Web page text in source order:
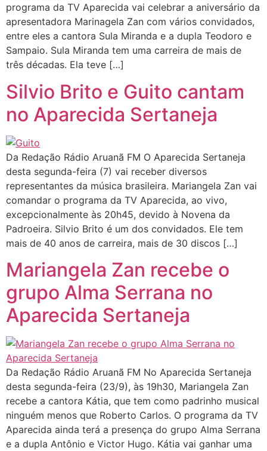
programa da TV Aparecida vai celebrar a aniversário da
apresentadora Marinagela Zan com vários convidados,
entre eles a cantora Sula Miranda e a dupla Teodoro e
Sampaio. Sula Miranda tem uma carreira de mais de
três décadas. Ela teve […]
Silvio Brito e Guito cantam
no Aparecida Sertaneja
Da Redação Rádio Aruanã FM O Aparecida Sertaneja
desta segunda-feira (7) vai receber diversos
representantes da música brasileira. Mariangela Zan vai
comandar o programa da TV Aparecida, ao vivo,
excepcionalmente às 20h45, devido à Novena da
Padroeira. Silvio Brito é um dos convidados. Ele tem
mais de 40 anos de carreira, mais de 30 discos […]
Mariangela Zan recebe o
grupo Alma Serrana no
Aparecida Sertaneja
Da Redação Rádio Aruanã FM No Aparecida Sertaneja
desta segunda-feira (23/9), às 19h30, Mariangela Zan
recebe a cantora Kátia, que tem como padrinho musical
ninguém menos que Roberto Carlos. O programa da TV
Aparecida ainda terá a presença do grupo Alma Serrana
e a dupla Antônio e Victor Hugo. Kátia vai ganhar uma